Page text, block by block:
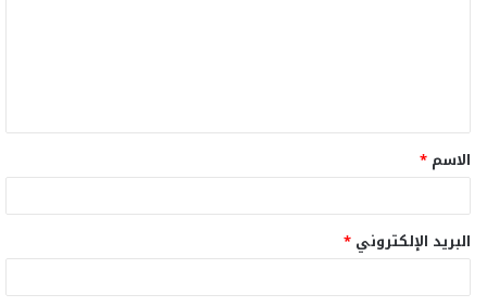
ق
*
الاسم *
البريد الإلكتروني *